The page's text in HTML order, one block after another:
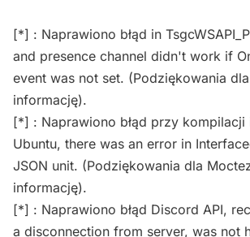
[*] : Naprawiono błąd in
and presence channel didn't work if
event was not set. (Podziękowania
informację).
[*] : Naprawiono błąd przy kompilacji
Ubuntu, there was an error in
JSON unit. (Podziękowania dla
informację).
[*] : Naprawiono błąd Discord API,
a disconnection from server, was not